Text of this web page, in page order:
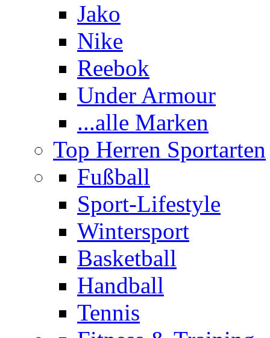
Jako
Nike
Reebok
Under Armour
...alle Marken
Top Herren Sportarten
Fußball
Sport-Lifestyle
Wintersport
Basketball
Handball
Tennis